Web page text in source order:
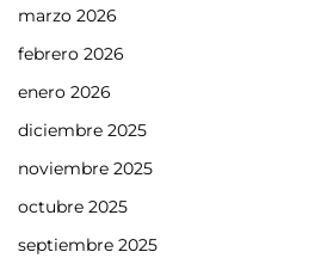
marzo 2026
febrero 2026
enero 2026
diciembre 2025
noviembre 2025
octubre 2025
septiembre 2025